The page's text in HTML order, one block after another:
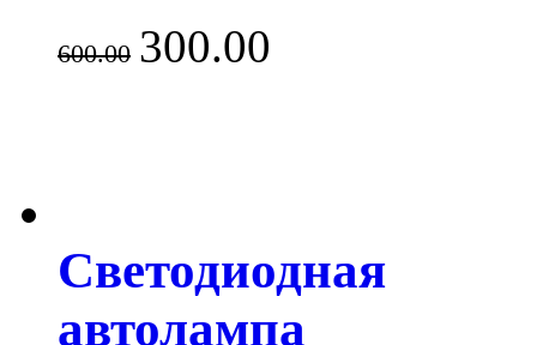
600.00 300.00
Светодиодная
автолампа